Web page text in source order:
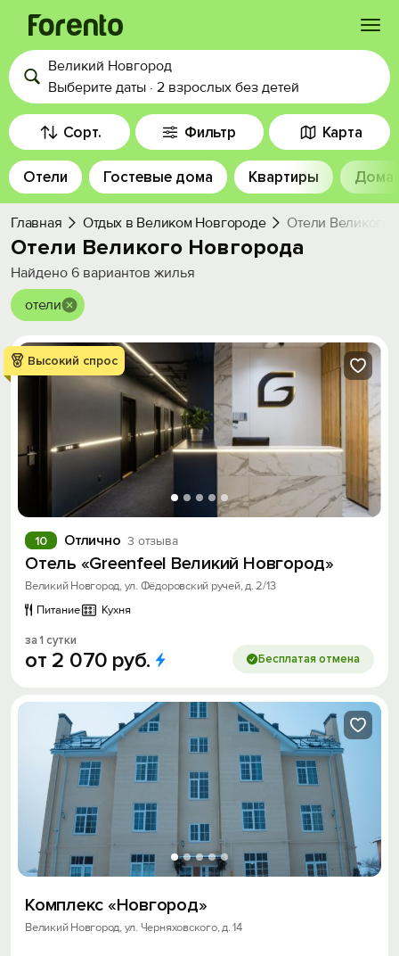
Войти
Избранное
История просмотра
Добавить свой объект
Великий Новгород
Выберите даты · 2 взрослых без детей
Сорт. Фильтр Карта
Отели Гостевые дома Квартиры Дома
Главная Отдых в Великом Новгороде Отели Великого
Отели Великого Новгорода
Найдено 6 вариантов жилья
отели
Высокий спрос
Отлично 3 отзыва
10
Отель «Greenfeel Великий Новгород»
Великий Новгород, ул. Фёдоровский ручей, д. 2/13
Питание
Кухня
за 1 сутки
от 2 070 руб. Бесплатая отмена
Комплекс «Новгород»
Великий Новгород, ул. Черняховского, д. 14